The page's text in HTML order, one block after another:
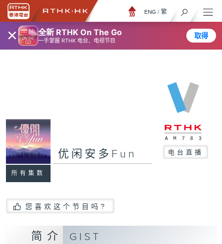
× 全新 RTHK On The Go
一手掌握 RTHK 电台、电视节目
取得
ENG / 繁
所有集数
优闲安多Fun 电台直播
您喜欢这个节目吗?
简介 GIST